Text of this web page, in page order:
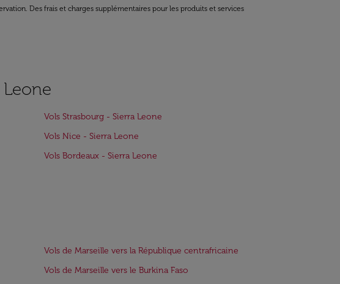
Des frais et charges supplémentaires pour les produits et services
Vols Strasbourg - Sierra Leone
Vols Nice - Sierra Leone
Vols Bordeaux - Sierra Leone
Vols de Marseille vers la République centrafricaine
Vols de Marseille vers le Burkina Faso